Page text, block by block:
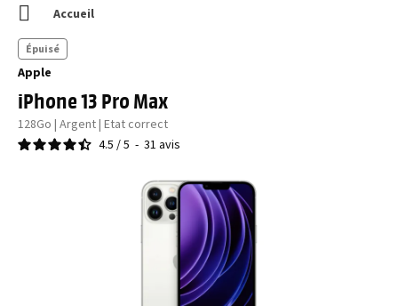
Accueil
Apple
iPhone 13 Pro Max
128Go | Argent | Etat correct
4.5 /5 - 31 avis
Épuisé